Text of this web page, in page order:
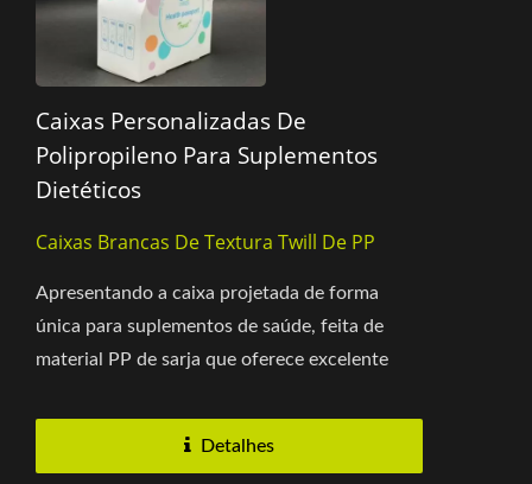
Caixas Personalizadas De
Polipropileno Para Suplementos
Dietéticos
Caixas Brancas De Textura Twill De PP
Apresentando a caixa projetada de forma
única para suplementos de saúde, feita de
material PP de sarja que oferece excelente
Detalhes